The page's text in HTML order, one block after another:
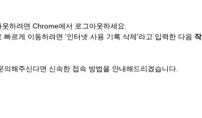
하려면 Chrome에서 로그아웃하세요.
르게 이동하려면 '인터넷 사용 기록 삭제'라고 입력한 다음 작
의해주신다면 신속한 접속 방법을 안내해드리겠습니다.